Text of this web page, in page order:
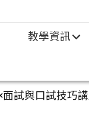
教學資訊
試與口試技巧